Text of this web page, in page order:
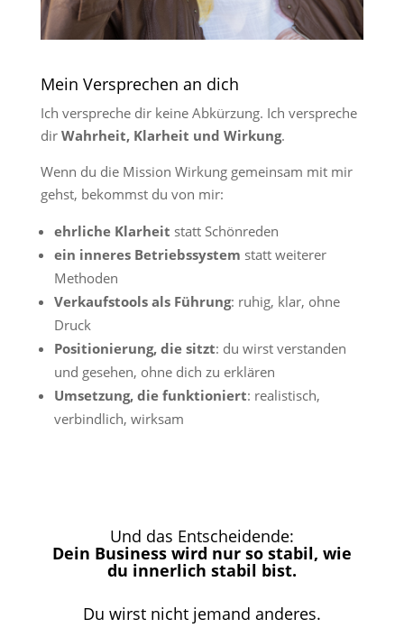
Mein Versprechen an dich
Ich verspreche dir keine Abkürzung. Ich verspreche
dir Wahrheit, Klarheit und Wirkung.
Wenn du die Mission Wirkung gemeinsam mit mir
gehst, bekommst du von mir:
ehrliche Klarheit statt Schönreden
ein inneres Betriebssystem statt weiterer
Methoden
Verkaufstools als Führung: ruhig, klar, ohne
Druck
Positionierung, die sitzt: du wirst verstanden
und gesehen, ohne dich zu erklären
Umsetzung, die funktioniert: realistisch,
verbindlich, wirksam
Und das Entscheidende:
Dein Business wird nur so stabil, wie
du innerlich stabil bist.
Du wirst nicht jemand anderes.